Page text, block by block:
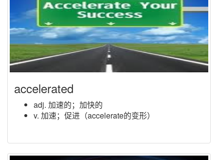
accelerated
adj. 加速的；加快的
v. 加速；促进（accelerate的变形）